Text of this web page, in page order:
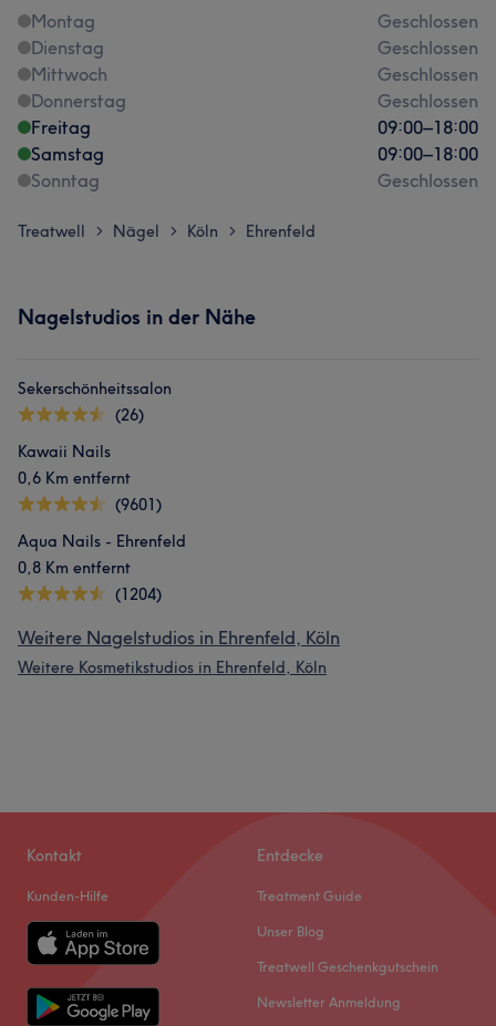
Montag
Geschlossen
Dienstag
Geschlossen
Mittwoch
Geschlossen
Donnerstag
Geschlossen
Freitag
09:00–18:00
Samstag
09:00–18:00
Sonntag
Geschlossen
Treatwell > Nägel > Köln > Ehrenfeld
Nagelstudios in der Nähe
Sekerschönheitssalon
(26)
Kawaii Nails
0,6 Km entfernt
(9601)
Aqua Nails - Ehrenfeld
0,8 Km entfernt
(1204)
Weitere Nagelstudios in Ehrenfeld, Köln
Weitere Kosmetikstudios in Ehrenfeld, Köln
Kontakt
Kunden-Hilfe
Entdecke
Treatment Guide
Unser Blog
Treatwell Geschenkgutschein
Newsletter Anmeldung